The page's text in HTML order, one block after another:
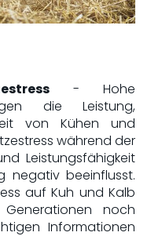
- Hohe
die Leistung,
von Kühen und
während der
Leistungsfähigkeit
negativ beeinflusst.
auf Kuh und Kalb
noch
Informationen